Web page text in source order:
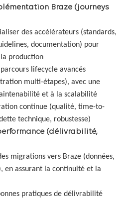
Braze (journeys
des accélérateurs (standards,
documentation) pour
production
lifecycle avancés
multi-étapes), avec une
et à la scalabilité
continue (qualité, time-to-
technique, robustesse)
(délivrabilité,
migrations vers Braze (données,
en assurant la continuité et la
pratiques de délivrabilité